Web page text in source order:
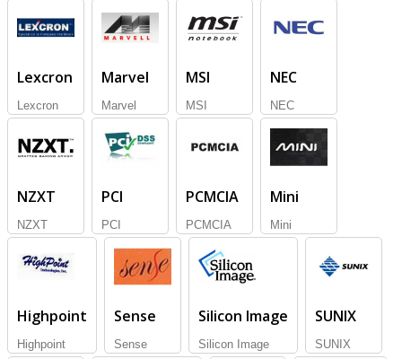
Lexcron
Lexcron
Marvel
Marvel
MSI
MSI
NEC
NEC
NZXT
NZXT
PCI
PCI
PCMCIA
PCMCIA
Mini
Mini
Highpoint
Highpoint
Sense
Sense
Silicon Image
Silicon Image
SUNIX
SUNIX